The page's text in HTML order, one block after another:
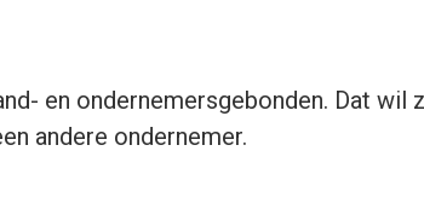
en ondernemersgebonden. Dat wil
andere ondernemer.